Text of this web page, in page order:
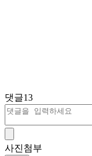
댓글13
사진첨부